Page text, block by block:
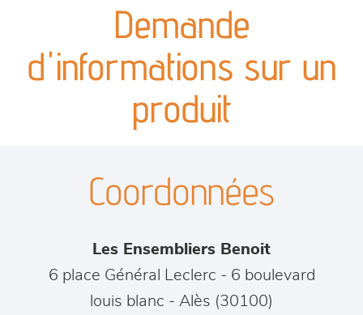
canapés et fauteuils
séjours
meubles de complément
chambres et dressing
décoration
Demande
d'informations sur un
produit
Coordonnées
Les Ensembliers Benoit
6 place Général Leclerc - 6 boulevard
louis blanc - Alès (30100)